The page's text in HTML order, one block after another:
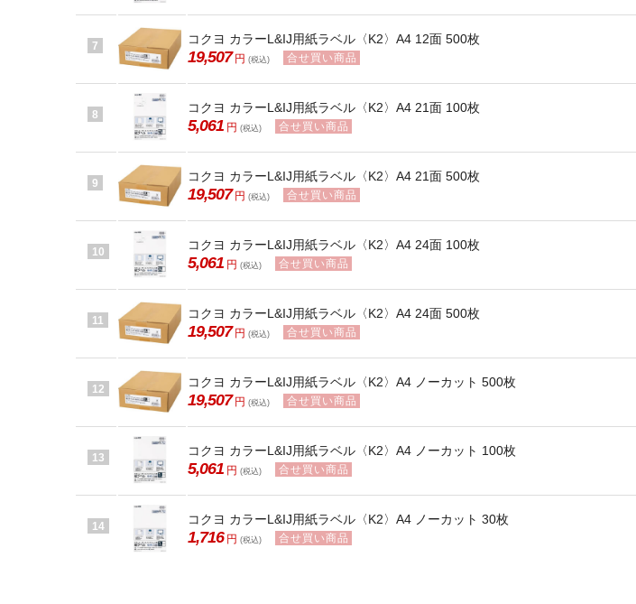
7 コクヨ カラーL&IJ用紙ラベル〈K2〉A4 12面 500枚
19,507 円 (税込) 合せ買い商品
8 コクヨ カラーL&IJ用紙ラベル〈K2〉A4 21面 100枚
5,061 円 (税込) 合せ買い商品
9 コクヨ カラーL&IJ用紙ラベル〈K2〉A4 21面 500枚
19,507 円 (税込) 合せ買い商品
10 コクヨ カラーL&IJ用紙ラベル〈K2〉A4 24面 100枚
5,061 円 (税込) 合せ買い商品
11 コクヨ カラーL&IJ用紙ラベル〈K2〉A4 24面 500枚
19,507 円 (税込) 合せ買い商品
12 コクヨ カラーL&IJ用紙ラベル〈K2〉A4 ノーカット 500枚
19,507 円 (税込) 合せ買い商品
13 コクヨ カラーL&IJ用紙ラベル〈K2〉A4 ノーカット 100枚
5,061 円 (税込) 合せ買い商品
14 コクヨ カラーL&IJ用紙ラベル〈K2〉A4 ノーカット 30枚
1,716 円 (税込) 合せ買い商品